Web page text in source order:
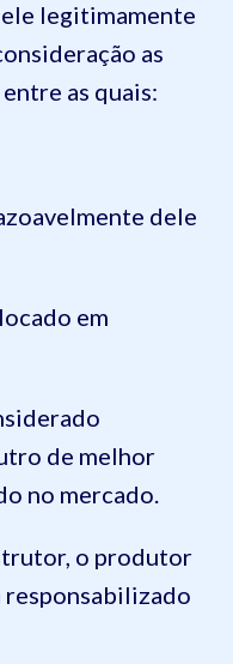
legitimamente
as
as quais:
dele
em
de melhor
no mercado.
o produtor
responsabilizado